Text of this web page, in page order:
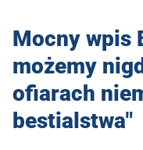
Mocny wpis
możemy
ofiarach
bestialstwa"